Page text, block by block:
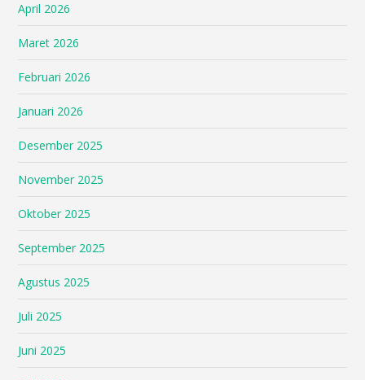
April 2026
Maret 2026
Februari 2026
Januari 2026
Desember 2025
November 2025
Oktober 2025
September 2025
Agustus 2025
Juli 2025
Juni 2025